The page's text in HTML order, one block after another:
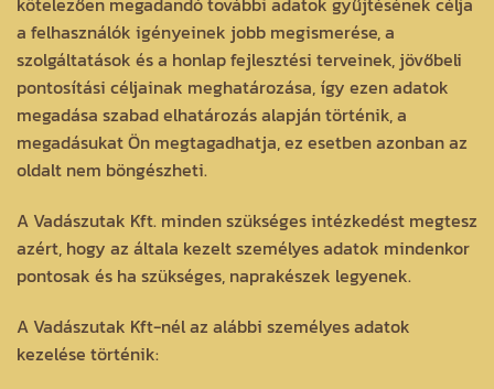
a felhasználók igényeinek jobb megismerése, a
szolgáltatások és a honlap fejlesztési terveinek, jövőbeli
pontosítási céljainak meghatározása, így ezen adatok
megadása szabad elhatározás alapján történik, a
megadásukat Ön megtagadhatja, ez esetben azonban az
oldalt nem böngészheti.
A Vadászutak Kft. minden szükséges intézkedést megtesz
azért, hogy az általa kezelt személyes adatok mindenkor
pontosak és ha szükséges, naprakészek legyenek.
A Vadászutak Kft-nél az alábbi személyes adatok
kezelése történik: